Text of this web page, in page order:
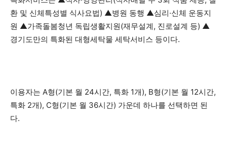
환 및 신체특성별 식사요법) ▲병원 동행 ▲심리·신체 운동지
원 ▲가족돌봄청년 독립생활지원(재무설계, 진로설계 등) ▲
경기도만의 특화된 대형세탁물 세탁서비스 등이다.
이용자는 A형(기본 월 24시간, 특화 1개), B형(기본 월 12시간,
특화 2개), C형(기본 월 36시간) 가운데 하나를 선택하면 된
다.